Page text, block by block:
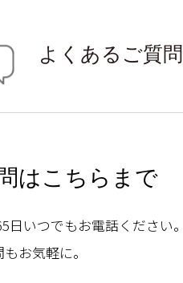
よくあるご質問
はこちらまで
いつでもお電話ください。
お気軽に。